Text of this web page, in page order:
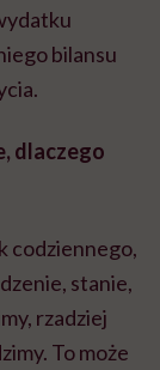
bilansu
dlaczego
codziennego,
stanie,
rzadziej
To może